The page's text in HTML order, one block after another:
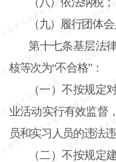
（九）履行团体会
第十七条基层法
核等次为“不合格”：
（一）不按规定
业活动实行有效监督
员和实习人员的违法
（二）不按规定